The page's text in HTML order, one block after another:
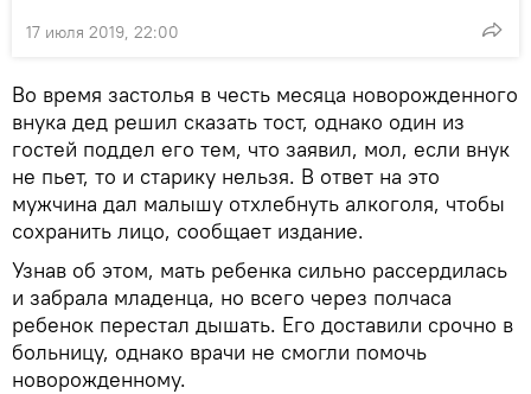
17 июля 2019, 22:00
Во время застолья в честь месяца новорожденного
внука дед решил сказать тост, однако один из
гостей поддел его тем, что заявил, мол, если внук
не пьет, то и старику нельзя. В ответ на это
мужчина дал малышу отхлебнуть алкоголя, чтобы
сохранить лицо, сообщает издание.
Узнав об этом, мать ребенка сильно рассердилась
и забрала младенца, но всего через полчаса
ребенок перестал дышать. Его доставили срочно в
больницу, однако врачи не смогли помочь
новорожденному.